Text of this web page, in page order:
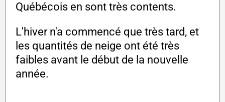
Québécois en sont très contents.
L'hiver n'a commencé que très tard, et
les quantités de neige ont été très
faibles avant le début de la nouvelle
année.